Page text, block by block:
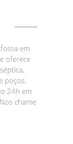
em
oferece
poços.
24h em
chame